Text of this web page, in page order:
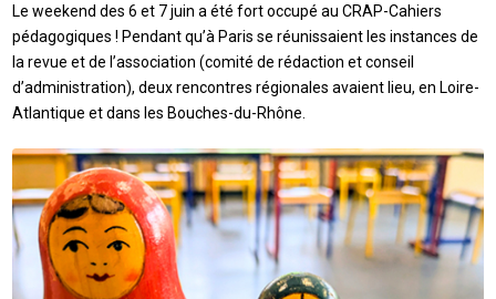
Le weekend des 6 et 7 juin a été fort occupé au CRAP-Cahiers
pédagogiques ! Pendant qu’à Paris se réunissaient les instances de
la revue et de l’association (comité de rédaction et conseil
d’administration), deux rencontres régionales avaient lieu, en Loire-
Atlantique et dans les Bouches-du-Rhône.